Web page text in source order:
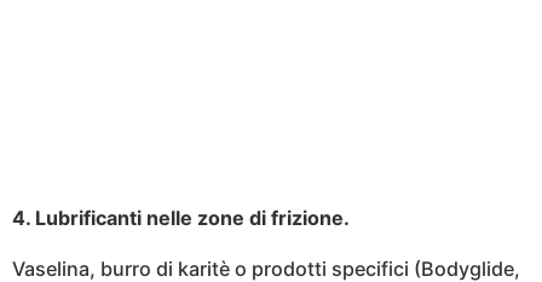
4. Lubrificanti nelle zone di frizione.
Vaselina, burro di karitè o prodotti specifici (Bodyglide,